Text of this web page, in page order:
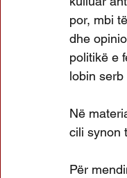
por, mbi
dhe
politikë e
lobin
Në
cili synon
Për